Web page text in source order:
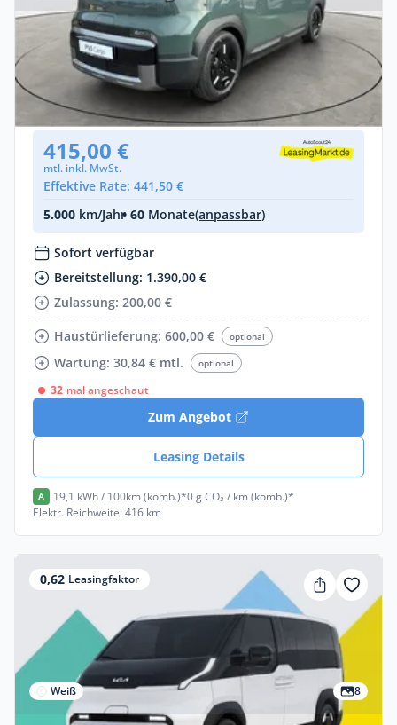
Gewerbe
Kia PV5 CARGO 71.2 PLUS | WP | 3T |
Elektro •Automatik •163 PS (120 kW)
Neuwagen
415,00 €
mtl. inkl. MwSt.
Effektive Rate: 441,50 €
5.000 km/Jahr• 60 Monate(anpassbar)
Sofort verfügbar
Bereitstellung: 1.390,00 €
Zulassung: 200,00 €
Haustürlieferung: 600,00 €
optional
Wartung: 30,84 € mtl. optional
32 mal angeschaut
Zum Angebot
Leasing Details
A 19,1 kWh / 100km (komb.)*0 g CO₂ / km (komb.)*
Elektr. Reichweite: 416 km
0,62 Leasingfaktor
Weiß 8